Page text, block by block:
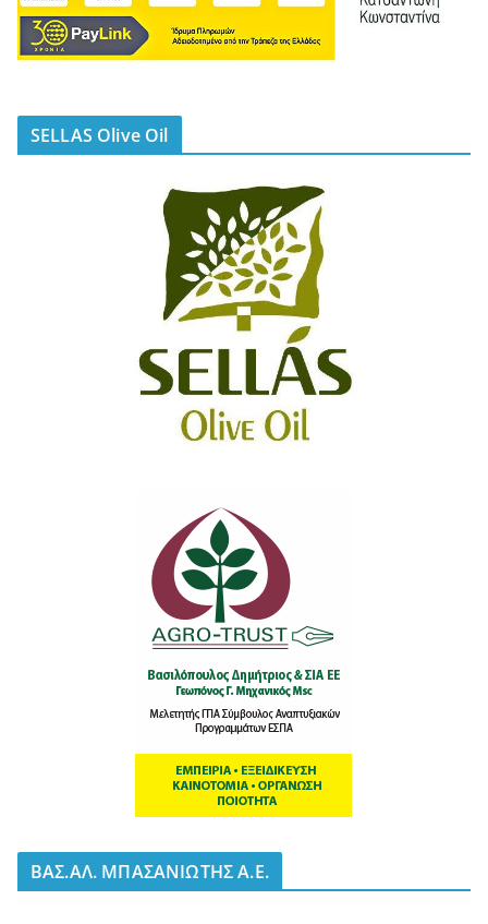
SELLAS Olive Oil
BΑΣ.ΑΛ. ΜΠΑΣΑΝΙΩΤΗΣ Α.Ε.